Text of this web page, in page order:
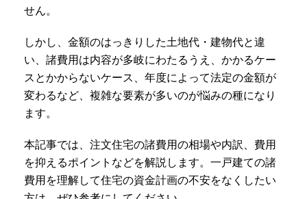
せん。
しかし、金額のはっきりした土地代・建物代と違
い、諸費用は内容が多岐にわたるうえ、かかるケー
スとかからないケース、年度によって法定の金額が
変わるなど、複雑な要素が多いのが悩みの種になり
ます。
本記事では、注文住宅の諸費用の相場や内訳、費用
を抑えるポイントなどを解説します。一戸建ての諸
費用を理解して住宅の資金計画の不安をなくしたい